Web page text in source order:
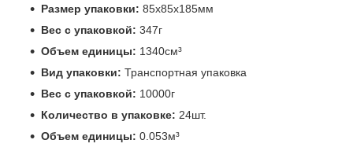
Размер упаковки: 85x85x185мм
Вес с упаковкой: 347г
Объем единицы: 1340см³
Вид упаковки: Транспортная упаковка
Вес с упаковкой: 10000г
Количество в упаковке: 24шт.
Объем единицы: 0.053м³